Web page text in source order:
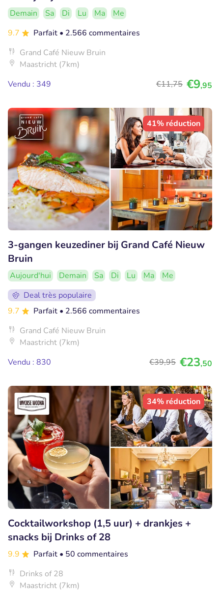
Demain Sa Di Lu Ma
Me
9.7
Parfait • 2.566 commentaires
Grand Café Nieuw Bruin
Maastricht (7km)
Vendu : 349
€11,75 €9,95
41% réduction
3-gangen keuzediner bij Grand Café Nieuw
Bruin
Aujourd'hui Demain Sa Di Lu Ma
Me
Deal très populaire
9.7
Parfait • 2.566 commentaires
Grand Café Nieuw Bruin
Maastricht (7km)
Vendu : 830
€39,95 €23,50
34% réduction
Cocktailworkshop (1,5 uur) + drankjes +
snacks bij Drinks of 28
9.9 Parfait • 50 commentaires
Drinks of 28
Maastricht (7km)